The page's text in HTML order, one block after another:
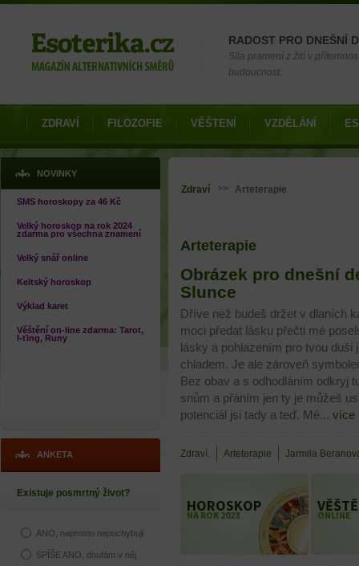
RADOST PRO DNEŠNÍ
Síla pramení z žití v
budoucnost.
ZDRAVÍ FILOZOFIE VĚŠTENÍ VZDĚLÁNÍ
NOVINKY
SMS horoskopy za 46 Kč
Velký horoskop na rok 2024
zdarma pro všechna znamení
Velký snář online
Keltský horoskop
Výklad karet
Věštění on-line zdarma: Tarot,
I-ťing, Runy
ANKETA
Existuje posmrtný život?
ANO, naprosto nepochybuji
SPÍŠE ANO, doufám v něj
Zdraví >> Arteterapie
Arteterapie
Obrázek pro dnešní
Slunce
Dříve než budeš držet v dlaních
moci předat lásku přečti mé
lásky a pohlazením pro tvou
chladem. Je ale zároveň
Bez obav a s odhodláním odkryj
snům a přáním jen ty je můžeš
potenciál jsi tady a teď. Mé... více
Zdraví, Arteterapie Jarmila
HOROSKOP
NA ROK 2023 ONLINE